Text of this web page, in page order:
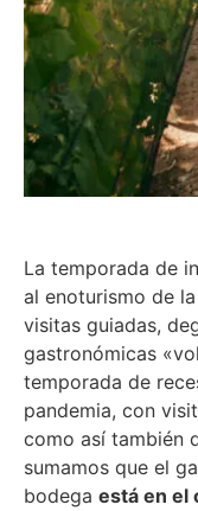
La temporada de
al enoturismo de
visitas guiadas,
gastronómicas
temporada de
pandemia, con
como así también
sumamos que el
bodega está en el